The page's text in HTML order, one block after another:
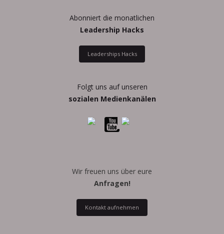
Abonniert die monatlichen
Leadership Hacks
Leaderships Hacks
Folgt uns auf unseren
sozialen Medienkanälen
Wir freuen uns über eure
Anfragen!
Kontakt aufnehmen